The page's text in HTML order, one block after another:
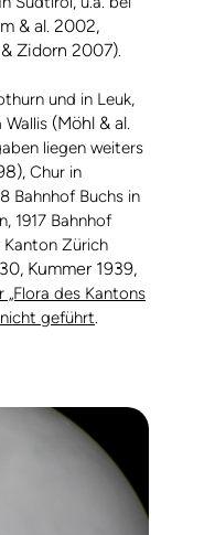
& al. 2002,
Zidorn 2007).
und in Leuk,
(Möhl & al.
liegen weiters
, Chur in
Bahnhof Buchs in
1917 Bahnhof
Kanton Zürich
Kummer 1939,
„Flora des Kantons
nicht geführt.